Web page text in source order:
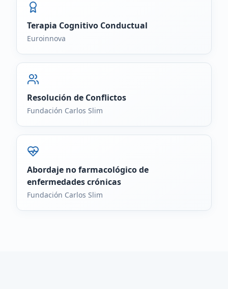
Terapia Cognitivo Conductual
Euroinnova
Resolución de Conflictos
Fundación Carlos Slim
Abordaje no farmacológico de
enfermedades crónicas
Fundación Carlos Slim